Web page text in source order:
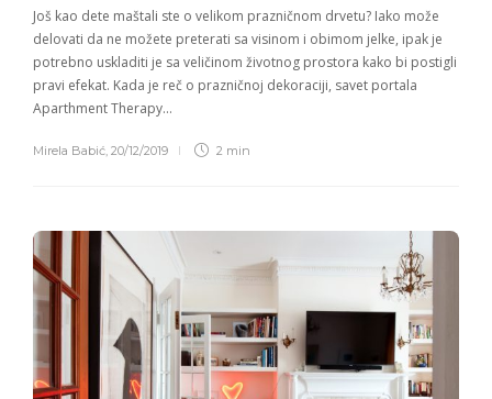
Još kao dete maštali ste o velikom prazničnom drvetu? Iako može
delovati da ne možete preterati sa visinom i obimom jelke, ipak je
potrebno uskladiti je sa veličinom životnog prostora kako bi postigli
pravi efekat. Kada je reč o prazničnoj dekoraciji, savet portala
Aparthment Therapy…
Mirela Babić 20/12/2019 2 min